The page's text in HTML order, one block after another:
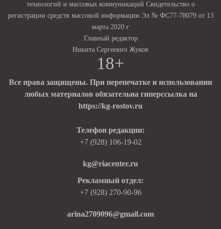
технологий и массовых коммуникаций Свидетельство о
регистрации средств массовой информации Эл № ФС77-78079 от 13
марта 2020 г
Главный редактор
Никита Сергеевич Жуков
18+
Все права защищены. При перепечатке и использовании
любых материалов обязательна гиперссылка на
https://kg-rostov.ru
Телефон редакции:
+7 (928) 106-19-02
kg@riacenter.ru
Рекламный отдел:
+7 (928) 270-90-96
arina2709096@gmail.com